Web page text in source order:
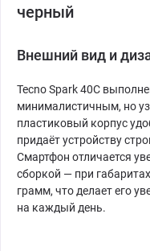
черный
Внешний вид и
Tecno Spark 40C
минималистичным, но
пластиковый корпус
придаёт устройству
Смартфон отличается
сборкой — при
грамм, что делает его
на каждый день.